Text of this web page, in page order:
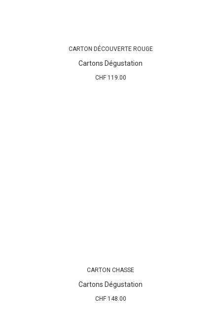
CARTON DÉCOUVERTE ROUGE
Cartons Dégustation
CHF119.00
CARTON CHASSE
Cartons Dégustation
CHF148.00